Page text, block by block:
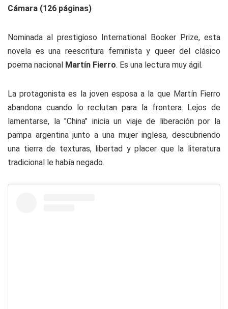
Cámara (126 páginas)
Nominada al prestigioso International Booker Prize, esta
novela es una reescritura feminista y queer del clásico
poema nacional Martín Fierro. Es una lectura muy ágil.
La protagonista es la joven esposa a la que Martín Fierro
abandona cuando lo reclutan para la frontera. Lejos de
lamentarse, la "China" inicia un viaje de liberación por la
pampa argentina junto a una mujer inglesa, descubriendo
una tierra de texturas, libertad y placer que la literatura
tradicional le había negado.